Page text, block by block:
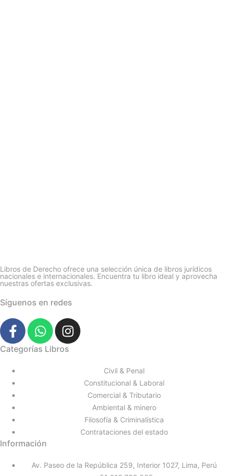
Libros de Derecho ofrece una selección única de libros jurídicos
nacionales e internacionales. Encuentra tu libro ideal y aprovecha
nuestras ofertas exclusivas.
Síguenos en redes
Categorías Libros
Civil & Penal
Constitucional & Laboral
Comercial & Tributario
Ambiental & minero
Filosofía & Criminalística
Contrataciones del estado
Información
Av. Paseo de la República 259, Interior 1027, Lima, Perú